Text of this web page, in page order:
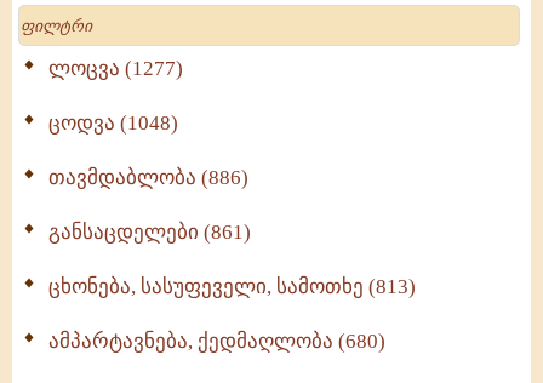
Search
ლოცვა (1277)
ცოდვა (1048)
თავმდაბლობა (886)
განსაცდელები (861)
ცხონება, სასუფეველი, სამოთხე (813)
ამპარტავნება, ქედმაღლობა (680)